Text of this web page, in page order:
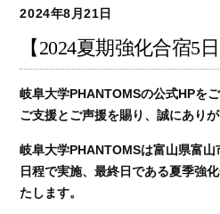
2024年8月21日
【2024夏期強化合宿5日
岐阜大学PHANTOMSの公式HPを
ご支援とご声援を賜り、誠にありが
岐阜大学PHANTOMSは富山県富
日程で実施、最終日である夏季強
たします。